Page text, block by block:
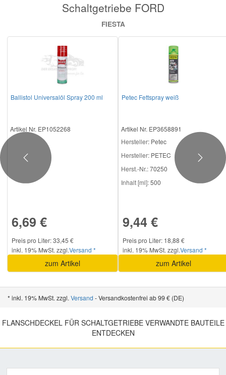
Schaltgetriebe FORD
FIESTA
Ballistol Universalöl Spray 200 ml
Artikel Nr. EP1052268
6,69 €
Preis pro Liter: 33,45 €
inkl. 19% MwSt. zzgl.Versand *
zum Artikel
Petec Fettspray weiß
Artikel Nr. EP3658891
Hersteller: Petec
Hersteller: PETEC
Herst.-Nr.:70250
Inhalt [ml]:500
9,44 €
Preis pro Liter: 18,88 €
inkl. 19% MwSt. zzgl.Versand *
zum Artikel
Previous Next
* inkl. 19% MwSt. zzgl. Versand - Versandkostenfrei ab 99 € (DE)
FLANSCHDECKEL FÜR SCHALTGETRIEBE VERWANDTE BAUTEILE
ENTDECKEN
Zündanlage und Glühanlage
Reparatur-Zubehör
Karosserie Werkzeug
Schlüsselgehäuse
Werkstattbedarf
Winter-Autozubehör
Daewoo Ersatzteile
Daihatsu Ersatzteile
Dodge Ersatzteile
Honda Ersatzteile
Hyundai Ersatzteile
Jeep Ersatzteile
Lancia Ersatzteile
Mazda Ersatzteile
Mini Ersatzteile
Mitsubishi Ersatzteile